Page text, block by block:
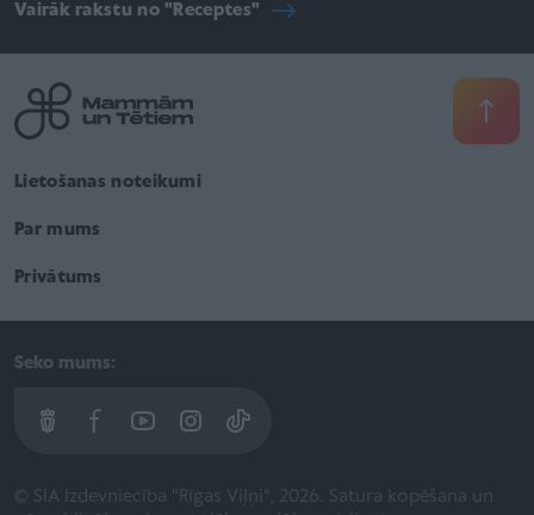
Vairāk rakstu no "Receptes"
Lietošanas noteikumi
Par mums
Privātums
Seko mums:
© SIA Izdevniecība "Rīgas Viļņi", 2026. Satura kopēšana un